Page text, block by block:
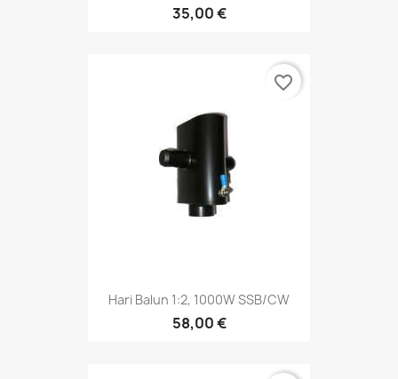
35,00 €
Hari Balun 1:2, 1000W SSB/CW
58,00 €
favorite_border